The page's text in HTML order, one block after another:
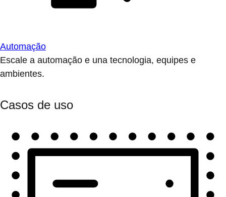
Automação
Escale a automação e una tecnologia, equipes e
ambientes.
Casos de uso